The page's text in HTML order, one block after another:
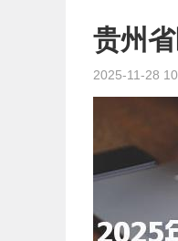
贵州
2025-11-28